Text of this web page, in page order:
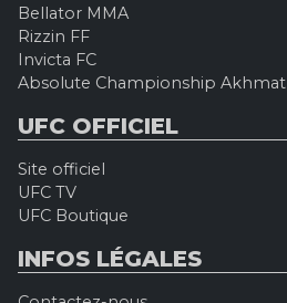
Bellator MMA
Rizzin FF
Invicta FC
Absolute Championship Akhmat
UFC OFFICIEL
Site officiel
UFC TV
UFC Boutique
INFOS LÉGALES